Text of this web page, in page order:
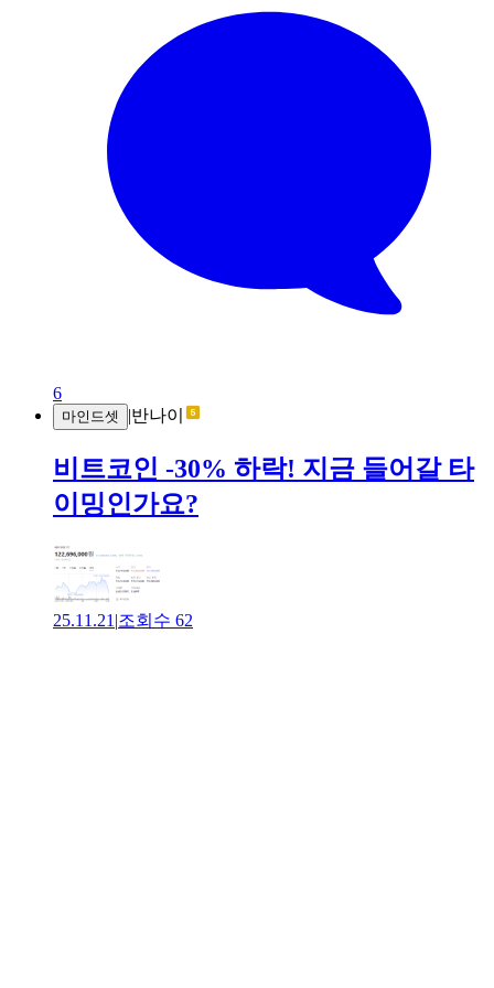
6
마인드셋 |반나이
비트코인 -30% 하락! 지금 들어갈 타
이밍인가요?
25.11.21 |조회수 62